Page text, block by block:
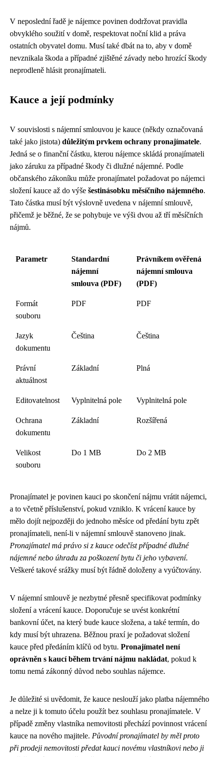
V neposlední řadě je nájemce povinen dodržovat pravidla
obvyklého soužití v domě, respektovat noční klid a práva
ostatních obyvatel domu. Musí také dbát na to, aby v domě
nevznikala škoda a případné zjištěné závady nebo hrozící škody
neprodleně hlásit pronajímateli.
Kauce a její podmínky
V souvislosti s nájemní smlouvou je kauce (někdy označovaná
také jako jistota) důležitým prvkem ochrany pronajímatele.
Jedná se o finanční částku, kterou nájemce skládá pronajímateli
jako záruku za případné škody či dlužné nájemné. Podle
občanského zákoníku může pronajímatel požadovat po nájemci
složení kauce až do výše šestinásobku měsíčního nájemného.
Tato částka musí být výslovně uvedena v nájemní smlouvě,
přičemž je běžné, že se pohybuje ve výši dvou až tří měsíčních
nájmů.
Parametr
Standardní
nájemní
smlouva (PDF)
Právníkem ověřená
nájemní smlouva
(PDF)
Formát
souboru
PDF PDF
Jazyk
dokumentu
Čeština Čeština
Právní
aktuálnost
Základní Plná
Editovatelnost Vyplnitelná pole Vyplnitelná pole
Ochrana
dokumentu
Základní Rozšířená
Velikost
souboru
Do 1 MB Do 2 MB
Pronajímatel je povinen kauci po skončení nájmu vrátit nájemci,
a to včetně příslušenství, pokud vzniklo. K vrácení kauce by
mělo dojít nejpozději do jednoho měsíce od předání bytu zpět
pronajímateli, není-li v nájemní smlouvě stanoveno jinak.
Pronajímatel má právo si z kauce odečíst případné dlužné
nájemné nebo úhradu za poškození bytu či jeho vybavení.
Veškeré takové srážky musí být řádně doloženy a vyúčtovány.
V nájemní smlouvě je nezbytné přesně specifikovat podmínky
složení a vrácení kauce. Doporučuje se uvést konkrétní
bankovní účet, na který bude kauce složena, a také termín, do
kdy musí být uhrazena. Běžnou praxí je požadovat složení
kauce před předáním klíčů od bytu. Pronajímatel není
oprávněn s kaucí během trvání nájmu nakládat, pokud k
tomu nemá zákonný důvod nebo souhlas nájemce.
Je důležité si uvědomit, že kauce neslouží jako platba nájemného
a nelze ji k tomuto účelu použít bez souhlasu pronajímatele. V
případě změny vlastníka nemovitosti přechází povinnost vrácení
kauce na nového majitele. Původní pronajímatel by měl proto
při prodeji nemovitosti předat kauci novému vlastníkovi nebo ji